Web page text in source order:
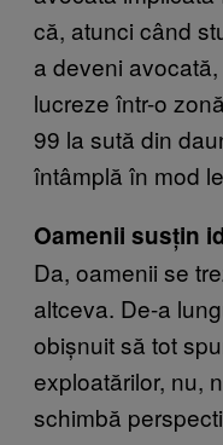
că, atunci când
a deveni
lucreze într-o
99 la sută din
întâmplă în mod
Oamenii susțin
Da, oamenii se
altceva. De-a
obișnuit să tot
exploatărilor, nu,
schimbă